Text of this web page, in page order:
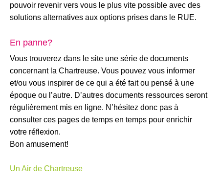
pouvoir revenir vers vous le plus vite possible avec des
solutions alternatives aux options prises dans le RUE.
En panne?
Vous trouverez dans le site une série de documents
concernant la Chartreuse. Vous pouvez vous informer
et/ou vous inspirer de ce qui a été fait ou pensé à une
époque ou l’autre. D’autres documents ressources seront
régulièrement mis en ligne. N’hésitez donc pas à
consulter ces pages de temps en temps pour enrichir
votre réflexion.
Bon amusement!
Un Air de Chartreuse